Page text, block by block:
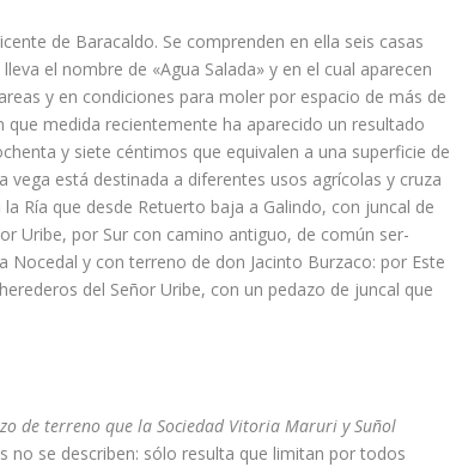
de Baracaldo. Se comprenden en ella seis casas
el nombre de «Agua Salada» y en el cual aparecen
y en condiciones para moler por espacio de más de
medida recientemente ha aparecido un resultado
y siete céntimos que equivalen a una superficie de
vega está desti­nada a diferentes usos agrí­colas y cruza
Rí­a que desde Retuerto baja a Galindo, con juncal de
Uribe, por Sur con camino antiguo, de común ser­
y con terreno de don Jacinto Burzaco: por Este
del Señor Uribe, con un pedazo de juncal que
de terreno que la Sociedad Vitoria Maruri y Suñol
no se describen: sólo resulta que limitan por todos